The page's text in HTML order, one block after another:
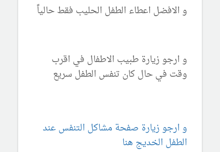
و الافضل اعطاء الطفل الحليب فقط حالياً
و ارجو زيارة طبيب الاطفال في اقرب
وقت في حال كان تنفس الطفل سريع
و ارجو زيارة صفحة مشاكل التنفس عند
الطفل الخديج هنا